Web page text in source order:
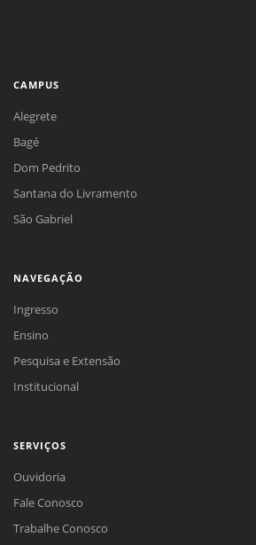
CAMPUS
Alegrete
Bagé
Dom Pedrito
Santana do Livramento
São Gabriel
NAVEGAÇÃO
Ingresso
Ensino
Pesquisa e Extensão
Institucional
SERVIÇOS
Ouvidoria
Fale Conosco
Trabalhe Conosco